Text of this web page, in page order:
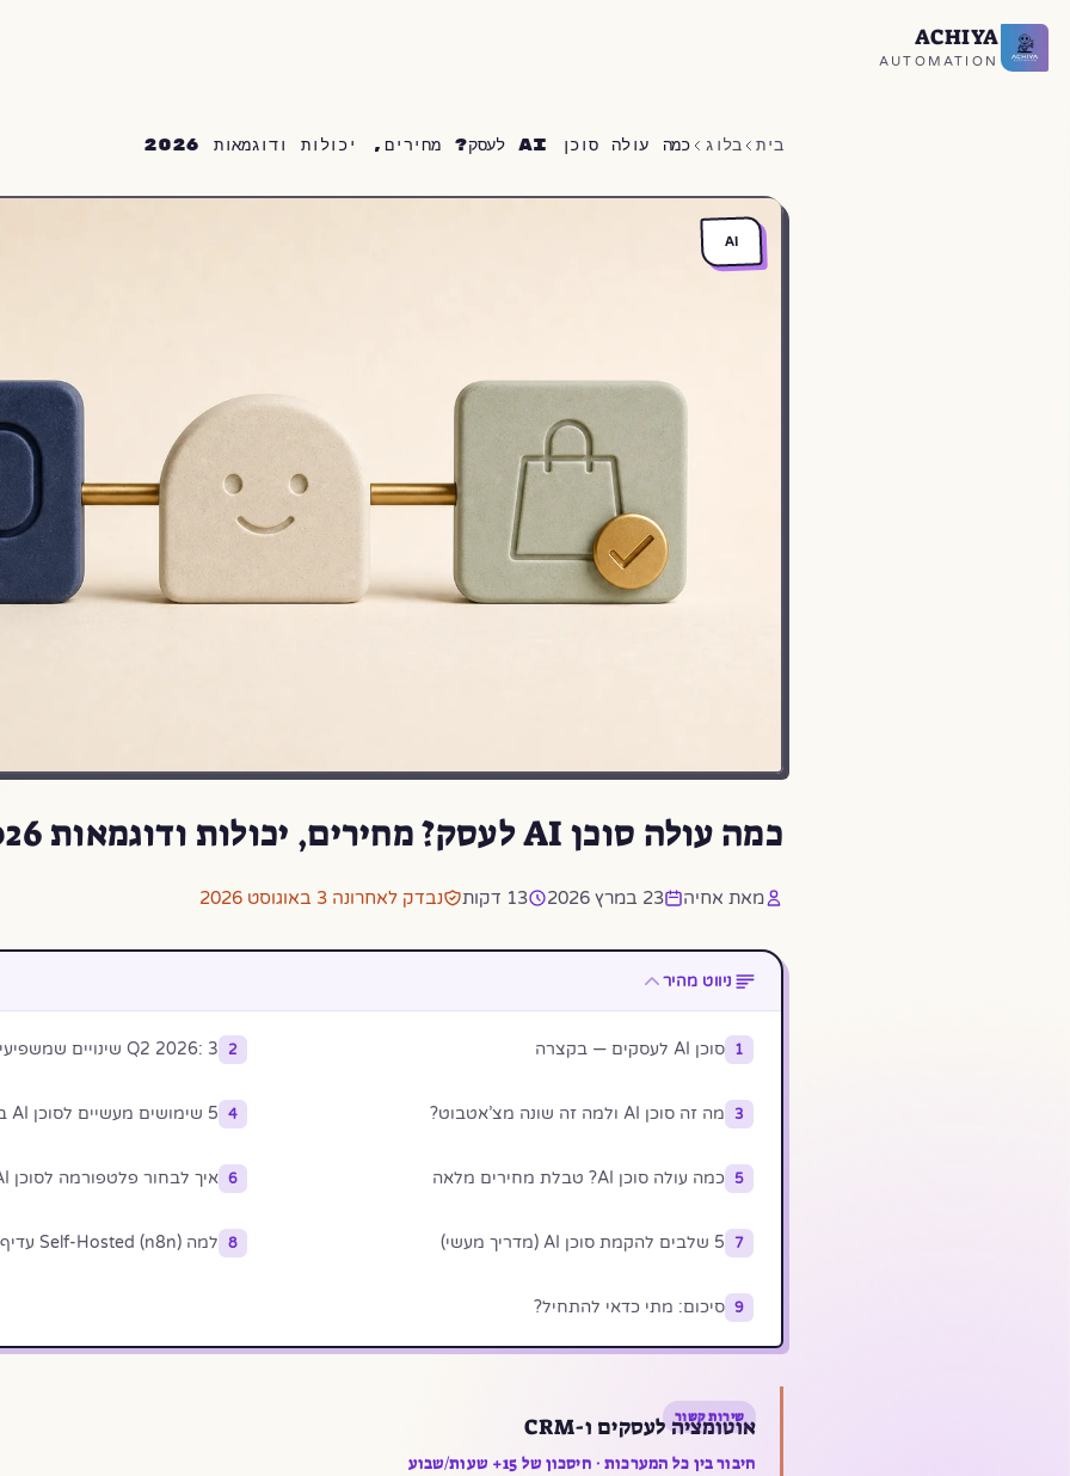
חזרה לעמוד הבית
ACHIYA
AUTOMATION
בית בלוג כמה עולה סוכן AI לעסק? מחירים, יכולות ודוגמאות 2026
AI
כמה עולה סוכן AI לעסק? מחירים, יכולות ודוגמאות 2026
מאת אחיה 23 במרץ 2026 13 דקות נבדק לאחרונה 3 באוגוסט 2026
ניווט מהיר
1 סוכן AI לעסקים — בקצרה 2 Q2 2026: 3 שינויים שמשפיעים על סוכני AI לעסקים
3 מה זה סוכן AI ולמה זה שונה מצ’אטבוט? 4 5 שימושים מעשיים לסוכן AI בעסק ישראלי
5 כמה עולה סוכן AI? טבלת מחירים מלאה 6 איך לבחור פלטפורמה לסוכן AI
7 5 שלבים להקמת סוכן AI (מדריך מעשי) 8 למה Self-Hosted (n8n) עדיף לעסקים ישראליים?
9 סיכום: מתי כדאי להתחיל?
שירות קשור
אוטומציה לעסקים ו-CRM
חיבור בין כל המערכות · חיסכון של 15+ שעות/שבוע